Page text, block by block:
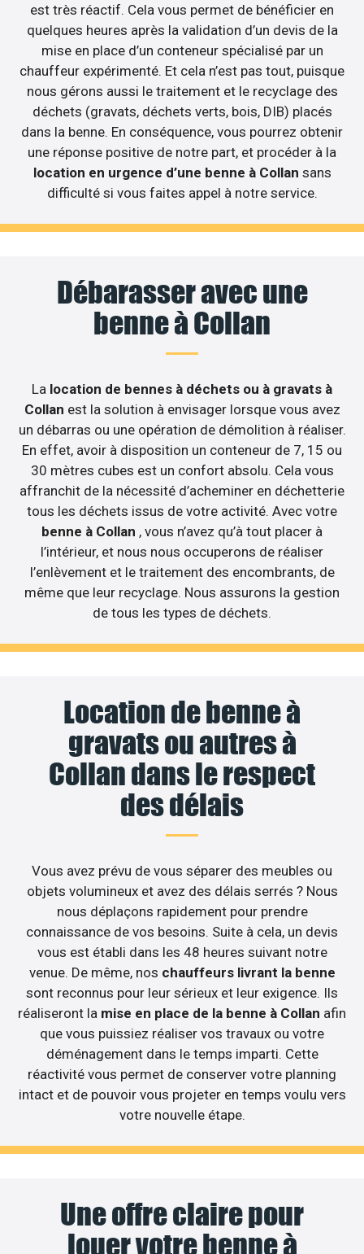
est très réactif. Cela vous permet de bénéficier en
quelques heures après la validation d’un devis de la
mise en place d’un conteneur spécialisé par un
chauffeur expérimenté. Et cela n’est pas tout, puisque
nous gérons aussi le traitement et le recyclage des
déchets (gravats, déchets verts, bois, DIB) placés
dans la benne. En conséquence, vous pourrez obtenir
une réponse positive de notre part, et procéder à la
location en urgence d’une benne à Collan sans
difficulté si vous faites appel à notre service.
Débarasser avec une
benne à Collan
La location de bennes à déchets ou à gravats à
Collan est la solution à envisager lorsque vous avez
un débarras ou une opération de démolition à réaliser.
En effet, avoir à disposition un conteneur de 7, 15 ou
30 mètres cubes est un confort absolu. Cela vous
affranchit de la nécessité d’acheminer en déchetterie
tous les déchets issus de votre activité. Avec votre
benne à Collan , vous n’avez qu’à tout placer à
l’intérieur, et nous nous occuperons de réaliser
l’enlèvement et le traitement des encombrants, de
même que leur recyclage. Nous assurons la gestion
de tous les types de déchets.
Location de benne à
gravats ou autres à
Collan dans le respect
des délais
Vous avez prévu de vous séparer des meubles ou
objets volumineux et avez des délais serrés ? Nous
nous déplaçons rapidement pour prendre
connaissance de vos besoins. Suite à cela, un devis
vous est établi dans les 48 heures suivant notre
venue. De même, nos chauffeurs livrant la benne
sont reconnus pour leur sérieux et leur exigence. Ils
réaliseront la mise en place de la benne à Collan afin
que vous puissiez réaliser vos travaux ou votre
déménagement dans le temps imparti. Cette
réactivité vous permet de conserver votre planning
intact et de pouvoir vous projeter en temps voulu vers
votre nouvelle étape.
Une offre claire pour
louer votre benne à